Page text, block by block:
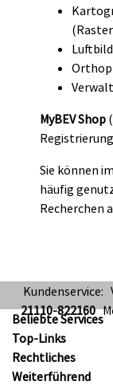
MyBEV Shop
Sie können
häufig
Recherchen
Kundenservice:
21110-822160
Beliebte Services
Top-Links
Rechtliches
Weiterführend